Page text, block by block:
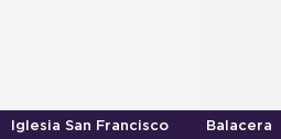
Iglesia San Francisco Balacera